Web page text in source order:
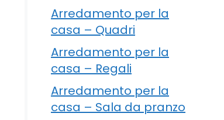
Arredamento per la
casa – Quadri
Arredamento per la
casa – Regali
Arredamento per la
casa – Sala da pranzo